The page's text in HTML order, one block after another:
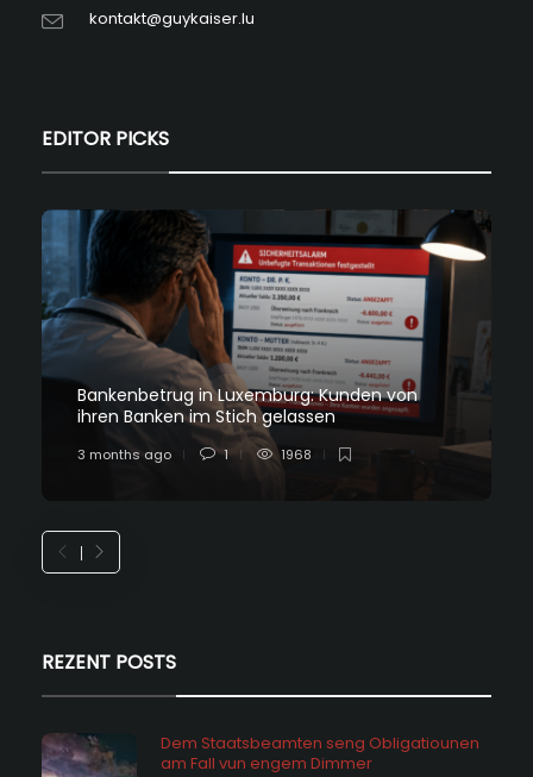
kontakt@guykaiser.lu
EDITOR PICKS
Bankenbetrug in Luxemburg: Kunden von
ihren Banken im Stich gelassen
3 months ago 1 1968
REZENT POSTS
Dem Staatsbeamten seng Obligatiounen
am Fall vun engem Dimmer